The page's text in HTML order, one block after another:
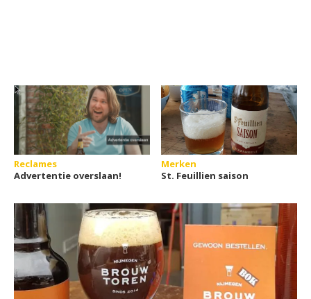
Reclames
Advertentie overslaan!
Merken
St. Feuillien saison